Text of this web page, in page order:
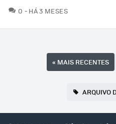
0 COMENTÁRIOS
HÁ 3 MESES
« MAIS RECENTES
ARQUIVO